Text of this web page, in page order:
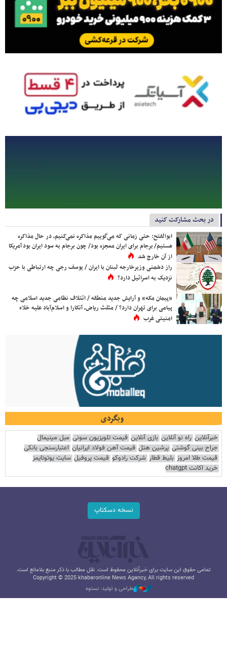
در بحث مشارکت کنید
ابوالفتح: حتی زمانی که می‌گوییم مذاکره نمی‌کنیم، در حال مذاکره
هستیم/ برجام برای ایران معجزه بود/ چون برجام به سود ایران بود آمریکا
از آن خارج شد
راز دشمنی وزیرخارجه لبنان با ایران / یوسف رجی چه ارتباطی با حزب
نزدیک به اسرائیل دارد؟
«پیمان مکه» و آرایش جدید منطقه / ائتلاف نظامی جدید اسلامی چه
پیامی برای تهران دارد؟ / مثلث ریاض، آنکارا و اسلام‌آباد علیه خلاء
امنیتی غرب
وبگردی
خبرآنلاین راه نو آنلاین بازی آنلاین قیمت تلویزیون سونی مبل مینیمال
جراح بینی گوشتی پرشین هتل قیمت آهن فولاد ایرانیان اعتبارسنجی بانکی
قیمت طلا امروز بلیط قطار شرکت رادوکو قیمت پروفیل سایت یوتوتایمز
خرید اکانت chatgpt
نسخه دسکتاپ
تمامی حقوق این سایت برای خبرآنلاین محفوظ است. نقل مطالب با ذکر منبع بلامانع است.
Copyright © 2025 khabaronline News Agancy, All rights reserved
طراحی و تولید: نستوه